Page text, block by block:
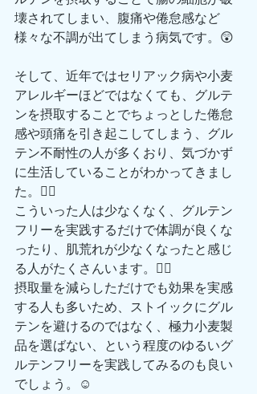
壊されてしまい、腹痛や倦怠感など
様々な不調が出てしまう病気です。😲
そして、近年ではセリアック病や小麦
アレルギーほどではなくても、グルテ
ンを摂取することでちょっとした倦怠
感や頭痛を引き起こしてしまう、グル
テン不耐性の人が多くおり、気づかず
に生活していることがわかってきまし
た。🏃‍♀️
こういった人は少なくなく、グルテン
フリーを実践するだけで体調が良くな
ったり、肌荒れが少なくなったと感じ
る人がたくさんいます。💆‍♂️
摂取量を減らしただけでも効果を実感
する人も多いため、ストイックにグル
テンを避けるのではなく、極力小麦製
品を選ばない、という程度のゆるいグ
ルテンフリーを実践してみるのも良い
でしょう。☺️